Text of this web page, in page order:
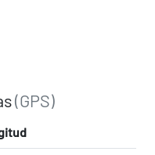
(GPS)